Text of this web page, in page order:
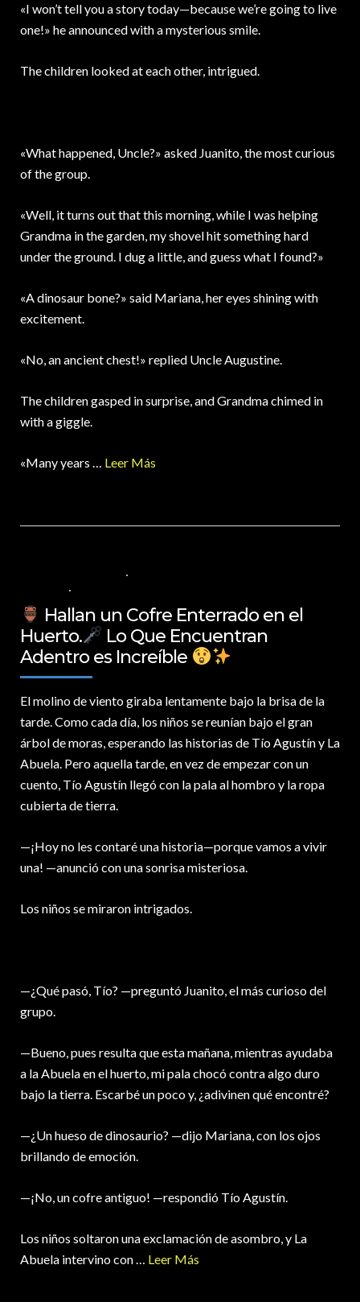
«I won’t tell you a story today—because we’re going to live
one!» he announced with a mysterious smile.
The children looked at each other, intrigued.
«What happened, Uncle?» asked Juanito, the most curious
of the group.
«Well, it turns out that this morning, while I was helping
Grandma in the garden, my shovel hit something hard
under the ground. I dug a little, and guess what I found?»
«A dinosaur bone?» said Mariana, her eyes shining with
excitement.
«No, an ancient chest!» replied Uncle Augustine.
The children gasped in surprise, and Grandma chimed in
with a giggle.
«Many years … Leer Más
Hallan un Cofre Enterrado en el
Huerto.
Lo Que Encuentran
Adentro es Increíble
El molino de viento giraba lentamente bajo la brisa de la
tarde.Como cada día, los niños se reunían bajo el gran
árbol de moras, esperando las historias de Tío Agustín y La
Abuela. Pero aquella tarde, en vez de empezar con un
cuento, Tío Agustín llegó con la pala al hombro y la ropa
cubierta de tierra.
—¡Hoy no les contaré una historia—porque vamos a vivir
una! —anunció con una sonrisa misteriosa.
Los niños se miraron intrigados.
—¿Qué pasó, Tío? —preguntó Juanito, el más curioso del
grupo.
—Bueno, pues resulta que esta mañana, mientras ayudaba
a la Abuela en el huerto, mi pala chocó contra algo duro
bajo la tierra. Escarbé un poco y, ¿adivinen qué encontré?
—¿Un hueso de dinosaurio? —dijo Mariana, con los ojos
brillando de emoción.
—¡No, un cofre antiguo! —respondió Tío Agustín.
Los niños soltaron una exclamación de asombro, y La
Abuela intervino con … Leer Más